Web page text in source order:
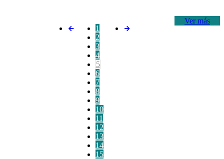
Ver más
1
2
3
4
5
6
7
8
9
10
11
12
13
14
15